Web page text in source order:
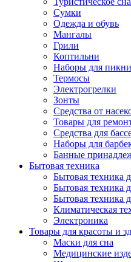
Сумки
Одежда и обувь
Мангалы
Грили
Коптильни
Наборы для
Термосы
Электрогрелки
Зонты
Средства от
Товары для
Средства для
Наборы для
Банные
Бытовая техника
Бытовая техника
Бытовая техника
Бытовая техника
Климатическая
Электроника
Товары для красоты и
Маски для сна
Медицинские